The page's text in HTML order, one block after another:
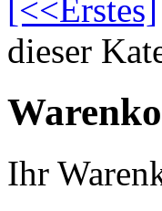
[<<Erstes]
dieser
Ihr